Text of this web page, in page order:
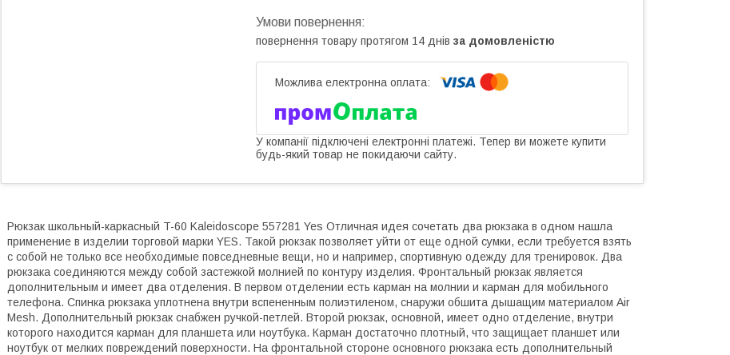
повернення товару протягом 14 днів за домовленістю
У компанії підключені електронні платежі. Тепер ви можете купити
будь-який товар не покидаючи сайту.
Рюкзак школьный-каркасный T-60 Kaleidoscope 557281 Yes Отличная идея сочетать два рюкзака в одном нашла
применение в изделии торговой марки YES. Такой рюкзак позволяет уйти от еще одной сумки, если требуется взять
с собой не только все необходимые повседневные вещи, но и например, спортивную одежду для тренировок. Два
рюкзака соединяются между собой застежкой молнией по контуру изделия. Фронтальный рюкзак является
дополнительным и имеет два отделения. В первом отделении есть карман на молнии и карман для мобильного
телефона. Спинка рюкзака уплотнена внутри вспененным полиэтиленом, снаружи обшита дышащим материалом Air
Mesh. Дополнительный рюкзак снабжен ручкой-петлей. Второй рюкзак, основной, имеет одно отделение, внутри
которого находится карман для планшета или ноутбука. Карман достаточно плотный, что защищает планшет или
ноутбук от мелких повреждений поверхности. На фронтальной стороне основного рюкзака есть дополнительный